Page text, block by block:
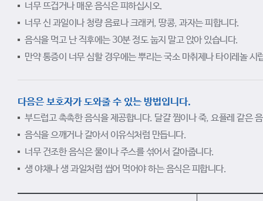
너무 뜨겁거나 매운 음식은 피하십시오.
너무 신 과일이나 청량 음료나 크래커, 땅콩, 과자는 피합니다.
음식을 먹고 난 직후에는 30분 정도 눕지 말고 앉아 있습니다.
만약 통증이 너무 심할 경우에는 뿌리는 국소 마취제나 타이레놀
다음은 보호자가 도와줄 수 있는 방법입니다.
부드럽고 촉촉한 음식을 제공합니다. 달걀 찜이나 죽, 요플레 같은
음식을 으깨거나 갈아서 이유식처럼 만듭니다.
너무 건조한 음식은 물이나 주스를 섞어서 갈아줍니다.
생 야채나 생 과일처럼 씹어 먹어야 하는 음식은 피합니다.